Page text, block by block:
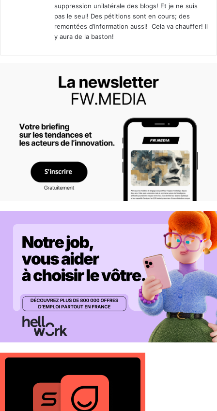
:
suppression unilatérale des blogs! Et je ne suis
pas le seul! Des pétitions sont en cours; des
remontées d’information aussi! Cela va chauffer! Il
y aura de la baston!